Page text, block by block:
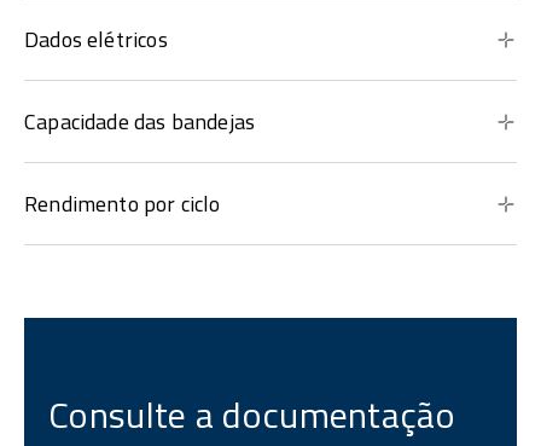
Dados elétricos
Capacidade das bandejas
Rendimento por ciclo
Consulte a documentação